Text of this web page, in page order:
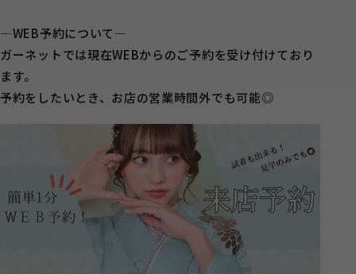
―WEB予約について―
ガーネットでは現在WEBからのご予約を受け付けており
ます。
予約をしたいとき、お店の営業時間外でも可能◎